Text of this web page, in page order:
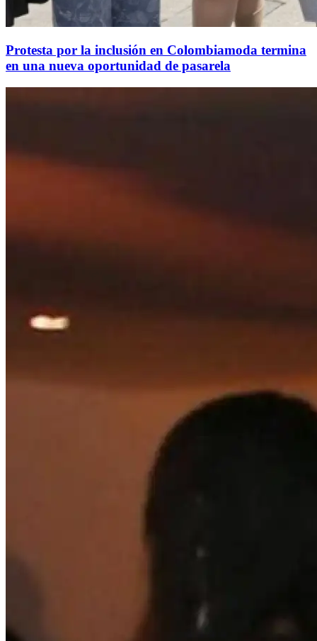
Protesta por la inclusión en Colombiamoda termina
en una nueva oportunidad de pasarela